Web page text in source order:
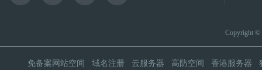
Copyright
免备案网站空间 域名注册 云服务器 高防空间 香港服务器